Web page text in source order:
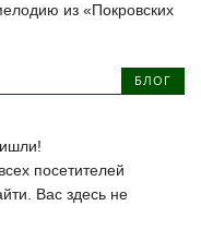
из «Покровских
БЛОГ
Вас здесь не